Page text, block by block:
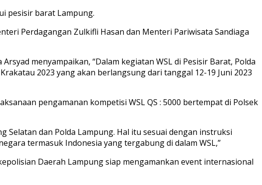
pesisir barat Lampung.
Perdagangan Zulkifli Hasan dan Menteri Pariwisata Sandiaga
menyampaikan, “Dalam kegiatan WSL di Pesisir Barat, Polda
2023 yang akan berlangsung dari tanggal 12-19 Juni 2023
pengamanan kompetisi WSL QS : 5000 bertempat di Polsek
Selatan dan Polda Lampung. Hal itu sesuai dengan instruksi
termasuk Indonesia yang tergabung di dalam WSL,”
Daerah Lampung siap mengamankan event internasional